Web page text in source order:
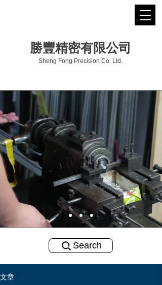
勝豐精密有限公司
Sheng Fong Precision Co. Ltd.
Search
文章